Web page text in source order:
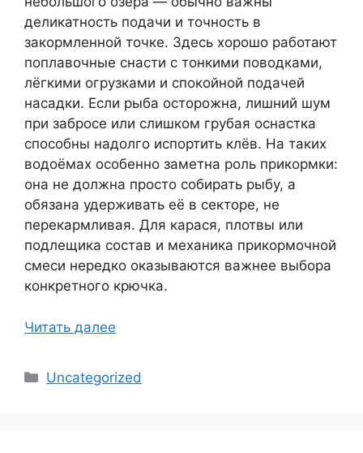
деликатность подачи и точность в
закормленной точке. Здесь хорошо работают
поплавочные снасти с тонкими поводками,
лёгкими огрузками и спокойной подачей
насадки. Если рыба осторожна, лишний шум
при забросе или слишком грубая оснастка
способны надолго испортить клёв. На таких
водоёмах особенно заметна роль прикормки:
она не должна просто собирать рыбу, а
обязана удерживать её в секторе, не
перекармливая. Для карася, плотвы или
подлещика состав и механика прикормочной
смеси нередко оказываются важнее выбора
конкретного крючка.
Читать далее
Рубрики
Uncategorized